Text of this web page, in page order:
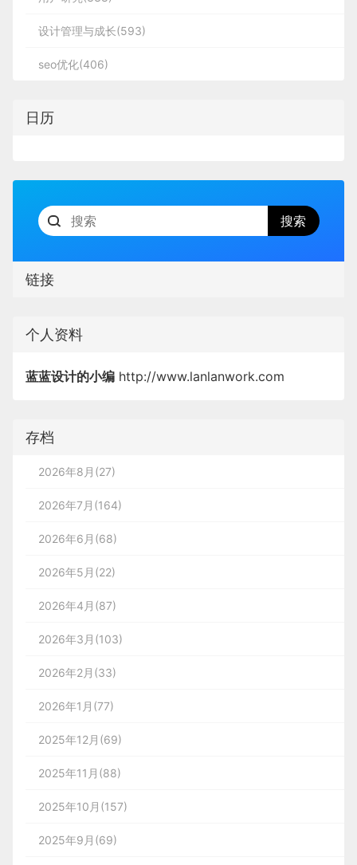
设计管理与成长(593)
seo优化(406)
日历
链接
个人资料
蓝蓝设计的小编 http://www.lanlanwork.com
存档
2026年8月(27)
2026年7月(164)
2026年6月(68)
2026年5月(22)
2026年4月(87)
2026年3月(103)
2026年2月(33)
2026年1月(77)
2025年12月(69)
2025年11月(88)
2025年10月(157)
2025年9月(69)